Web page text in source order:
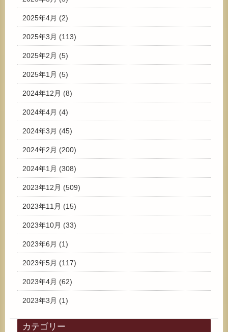
2025年4月 (2)
2025年3月 (113)
2025年2月 (5)
2025年1月 (5)
2024年12月 (8)
2024年4月 (4)
2024年3月 (45)
2024年2月 (200)
2024年1月 (308)
2023年12月 (509)
2023年11月 (15)
2023年10月 (33)
2023年6月 (1)
2023年5月 (117)
2023年4月 (62)
2023年3月 (1)
カテゴリー